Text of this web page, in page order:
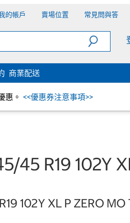
的帳戶 賣場位置 常見問與答
商業配送
惠。 <<優惠券注意事項>>
45 R19 102Y
102Y XL P ZERO MO